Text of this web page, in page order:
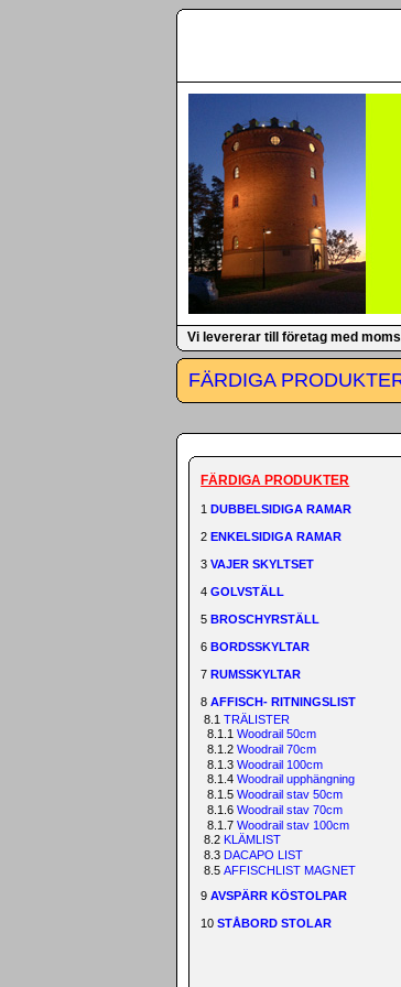
Vi levererar till företag med
FÄRDIGA
FÄRDIGA PRODUKTER
1DUBBELSIDIGA RAMAR
2ENKELSIDIGA RAMAR
3VAJER SKYLTSET
4GOLVSTÄLL
5BROSCHYRSTÄLL
6BORDSSKYLTAR
7RUMSSKYLTAR
8AFFISCH- RITNINGSLIST
8.1TRÄLISTER
8.1.1Woodrail 50cm
8.1.2Woodrail 70cm
8.1.3Woodrail 100cm
8.1.4Woodrail upphängning
8.1.5Woodrail stav 50cm
8.1.6Woodrail stav 70cm
8.1.7Woodrail stav 100cm
8.2 KLÄMLIST
8.3 DACAPO LIST
8.5AFFISCHLIST MAGNET
9AVSPÄRR KÖSTOLPAR
10STÅBORD STOLAR